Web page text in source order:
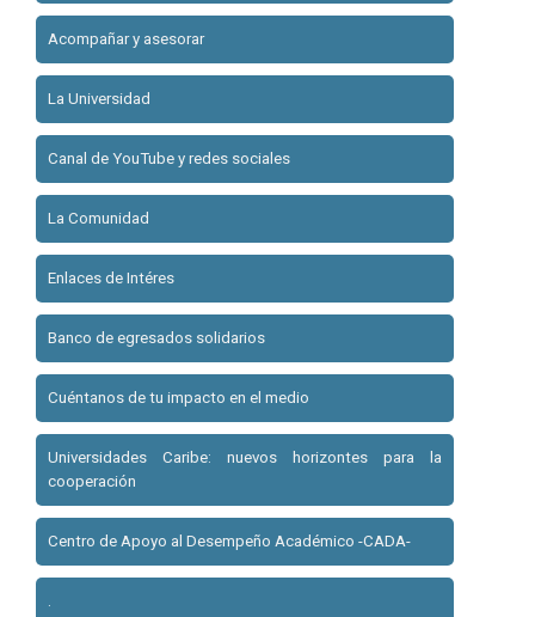
Acompañar y asesorar
La Universidad
Canal de YouTube y redes sociales
La Comunidad
Enlaces de Intéres
Banco de egresados solidarios
Cuéntanos de tu impacto en el medio
Universidades Caribe: nuevos horizontes para la
cooperación
Centro de Apoyo al Desempeño Académico -CADA-
.